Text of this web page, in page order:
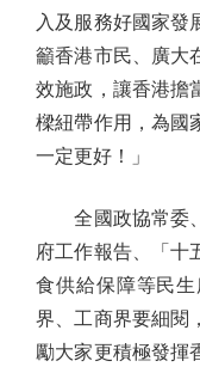
入及服務好國家發
籲香港市民、廣大
效施政，讓香港擔
樑紐帶作用，為國
一定更好！」
全國政協常委、
府工作報告、「十
食供給保障等民
界、工商界要細閱
勵大家更積極發揮